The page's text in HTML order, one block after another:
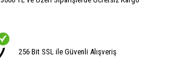
256 Bit SSL ile Güvenli Alışveriş